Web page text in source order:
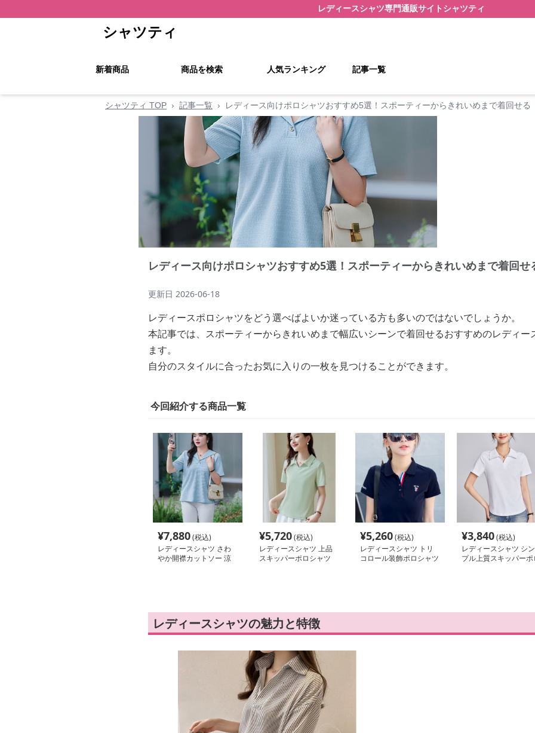
レディースシャツ専門通販サイト シャツティ
シャツティ
新着商品 商品を検索 人気ランキング 記事一覧
シャツティ TOP › 記事一覧 › レディース向けポロシャツおすすめ5選！スポーティーからきれいめまで着回せる
レディース向けポロシャツおすすめ5選！スポーティーからきれいめまで着回せ
更新日 2026-06-18
レディースポロシャツをどう選べばよいか迷っている方も多いのではないでしょうか。
本記事では、スポーティーからきれいめまで幅広いシーンで着回せるおすすめのレディ
ます。
自分のスタイルに合ったお気に入りの一枚を見つけることができます。
今回紹介する商品一覧
¥7,880(税込)
レディースシャツ さわ
やか開襟カットソー 涼
¥5,720(税込)
レディースシャツ 上品
スキッパーポロシャツ
¥5,260(税込)
レディースシャツ トリ
コロール装飾ポロシャツ
¥3,840(税込)
レディースシャツ シン
プル上質スキッパーポ
レディースシャツの魅力と特徴